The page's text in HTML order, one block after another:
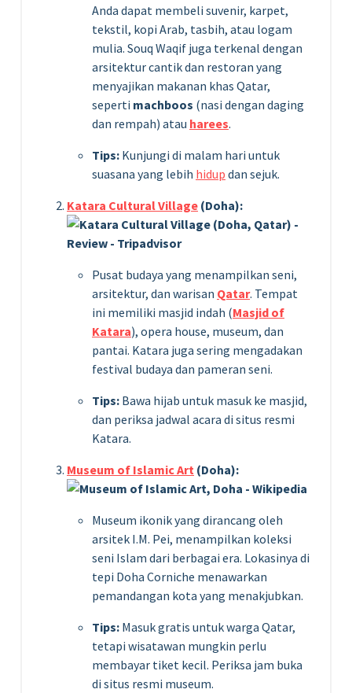
Anda dapat membeli suvenir, karpet,
tekstil, kopi Arab, tasbih, atau logam
mulia. Souq Waqif juga terkenal dengan
arsitektur cantik dan restoran yang
menyajikan makanan khas Qatar,
seperti machboos (nasi dengan daging
dan rempah) atau harees.
Tips: Kunjungi di malam hari untuk
suasana yang lebih hidup dan sejuk.
Katara Cultural Village (Doha):
Pusat budaya yang menampilkan seni,
arsitektur, dan warisan Qatar. Tempat
ini memiliki masjid indah (Masjid of
Katara), opera house, museum, dan
pantai. Katara juga sering mengadakan
festival budaya dan pameran seni.
Tips: Bawa hijab untuk masuk ke masjid,
dan periksa jadwal acara di situs resmi
Katara.
Museum of Islamic Art (Doha):
Museum ikonik yang dirancang oleh
arsitek I.M. Pei, menampilkan koleksi
seni Islam dari berbagai era. Lokasinya di
tepi Doha Corniche menawarkan
pemandangan kota yang menakjubkan.
Tips: Masuk gratis untuk warga Qatar,
tetapi wisatawan mungkin perlu
membayar tiket kecil. Periksa jam buka
di situs resmi museum.